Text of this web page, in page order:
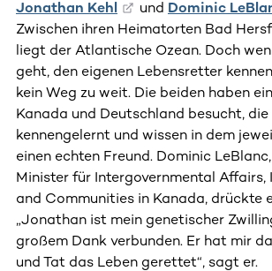
Jonathan Kehl
und Dominic
Zwischen ihren Heimatorten Bad
liegt der Atlantische Ozean. Doch
geht, den eigenen Lebensretter
kein Weg zu weit. Die beiden haben
Kanada und Deutschland besucht, die
kennengelernt und wissen in dem
einen echten Freund. Dominic
Minister für Intergovernmental
and Communities in Kanada, drückte
„Jonathan ist mein genetischer
großem Dank verbunden. Er hat mir
und Tat das Leben gerettet“, sagt er.